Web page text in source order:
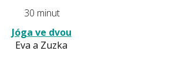
30 minut
Jóga ve dvou
Eva a Zuzka